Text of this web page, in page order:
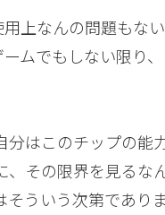
上なんの問題もな
ムでもしない限り
はこのチップの能
その限界を見るな
ういう次第であり